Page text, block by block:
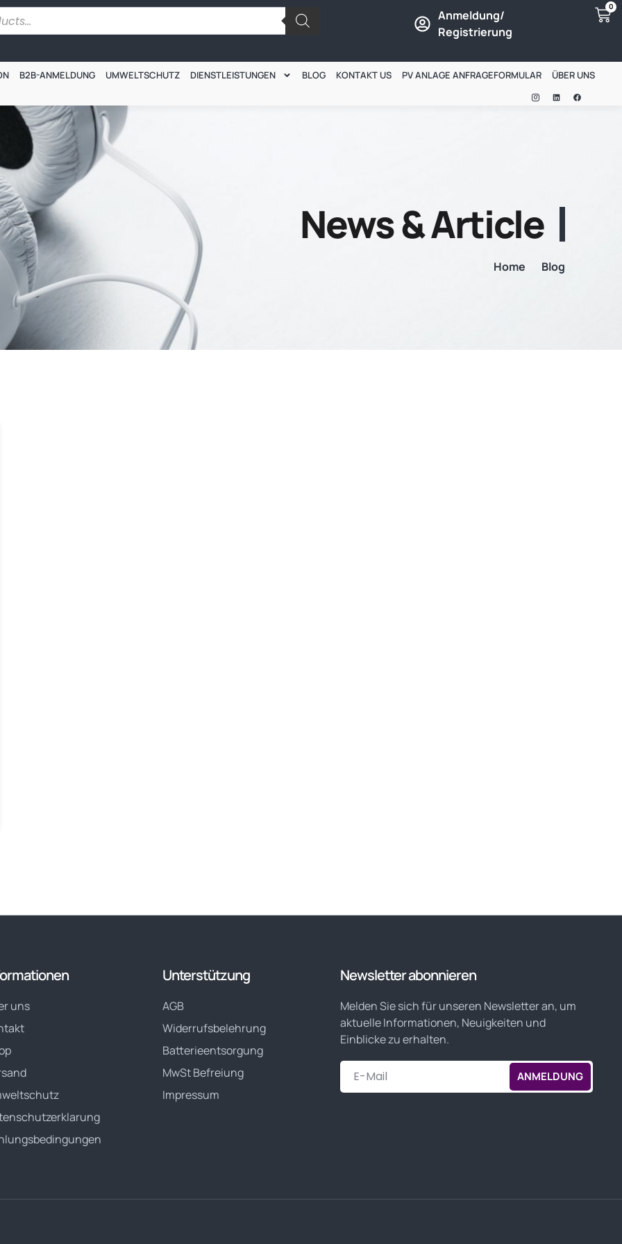
Anmeldung/
Registrierung
0
B2B-ANMELDUNG UMWELTSCHUTZ DIENSTLEISTUNGEN BLOG KONTAKT US PV ANLAGE ANFRAGEFORMULAR ÜBER UNS
News & Article
Home Blog
uns
Unterstützung
AGB
Widerrufsbelehrung
Batterieentsorgung
MwSt Befreiung
Impressum
Newsletter abonnieren
Melden Sie sich für unseren Newsletter an, um
aktuelle Informationen, Neuigkeiten und
Einblicke zu erhalten.
ANMELDUNG